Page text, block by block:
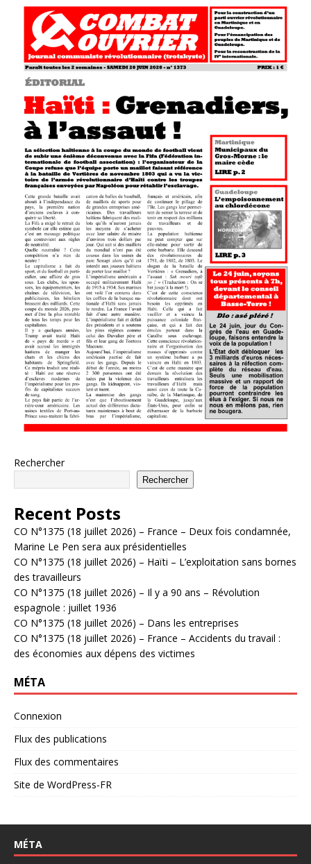
Rechercher
Rechercher
Recent Posts
CO N°1375 (18 juillet 2026) – France – Deux fois condamnée,
Marine Le Pen sera aux présidentielles
CO N°1375 (18 juillet 2026) – Haïti – L’exploitation sans bornes
des travailleurs
CO N°1375 (18 juillet 2026) – Il y a 90 ans – Révolution
espagnole : juillet 1936
CO N°1375 (18 juillet 2026) – Dans les entreprises
CO N°1375 (18 juillet 2026) – France – Accidents du travail :
des économies aux dépens des victimes
MÉTA
Connexion
Flux des publications
Flux des commentaires
Site de WordPress-FR
MÉTA